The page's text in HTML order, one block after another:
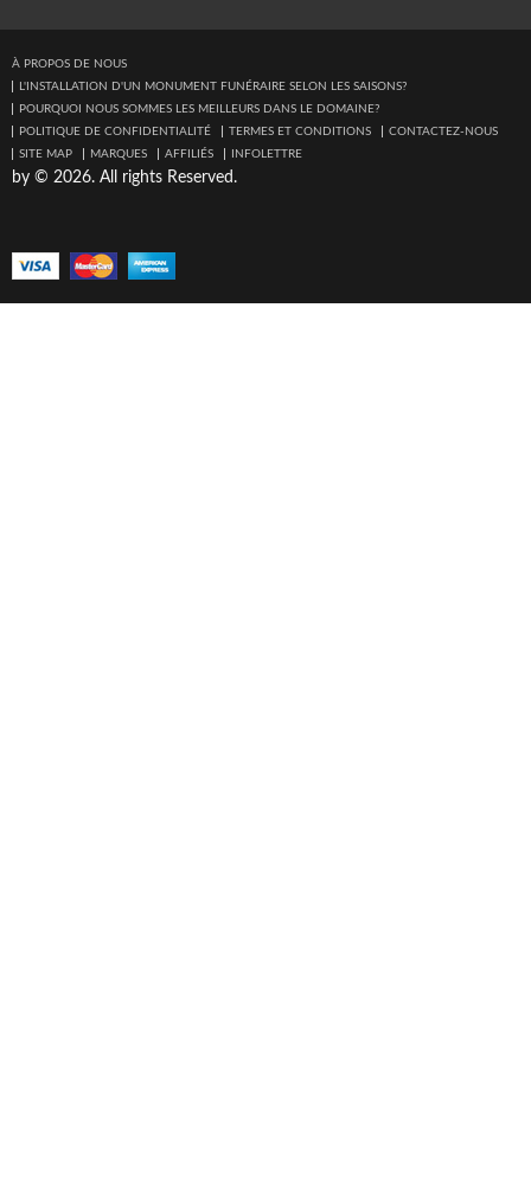
À PROPOS DE NOUS
L'INSTALLATION D'UN MONUMENT FUNÉRAIRE SELON LES SAISONS?
POURQUOI NOUS SOMMES LES MEILLEURS DANS LE DOMAINE?
POLITIQUE DE CONFIDENTIALITÉ
TERMES ET CONDITIONS
CONTACTEZ-NOUS
SITE MAP
MARQUES AFFILIÉS INFOLETTRE
by © 2026. All rights Reserved.